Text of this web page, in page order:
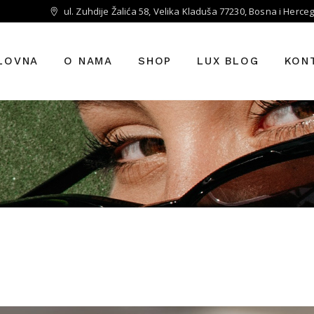
ul. Zuhdije Žalića 58, Velika Kladuša 77230, Bosna i
O NAMA SHOP LUX BLOG